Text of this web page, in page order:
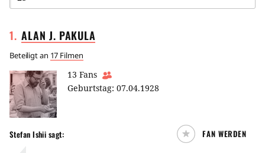
1. ALAN J. PAKULA
Beteiligt an 17 Filmen
13 Fans
Geburtstag: 07.04.1928
Stefan Ishii sagt: FAN WERDEN